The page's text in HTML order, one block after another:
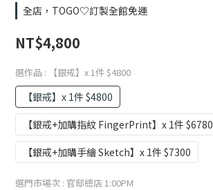
全店，TOGO♡訂製全館免運
NT$4,800
選作品 : 【銀戒】x 1件 $4800
【銀戒】x 1件 $4800
【銀戒+加購指紋 FingerPrint】x 1件 $6780
【銀戒+加購手繪 Sketch】x 1件 $7300
選門市場次 : 官邸總店 1:00PM